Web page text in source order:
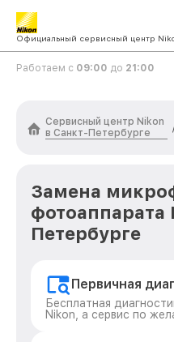
Официальный сервисный центр
Работаем с 09:00 до 21:00
Сервисный центр Nikon
в Санкт-Петербурге
Замена
фотоаппарата
Петербурге
Первичная
Бесплатная
Nikon, а сервис по